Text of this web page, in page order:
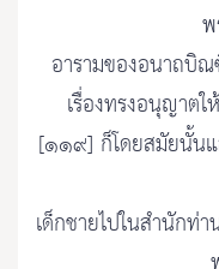
อารามของอนาถบิ
เรื่องทรงอนุญาต
[๑๑๙] ก็โดยสมัยนั้น
เด็กชายไปในสำนักท่